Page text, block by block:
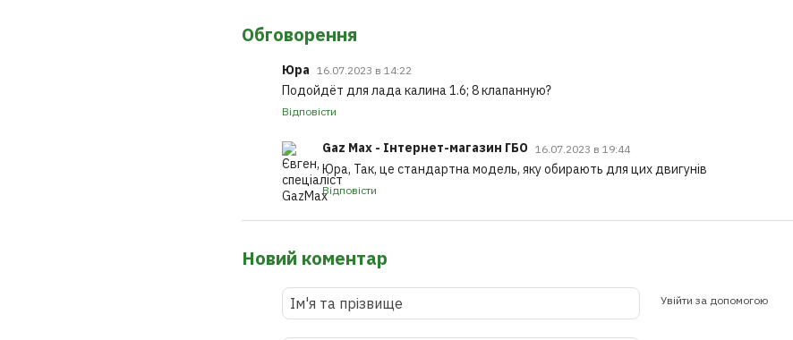
Обговорення
Юра 16.07.2023 в 14:22
Подойдёт для лада калина 1.6; 8 клапанную?
Відповісти
Gaz Max - Інтернет-магазин ГБО 16.07.2023 в 19:44
Юра, Так, це стандартна модель, яку обирають для цих двигунів
Відповісти
Новий коментар
Увійти за допомогою